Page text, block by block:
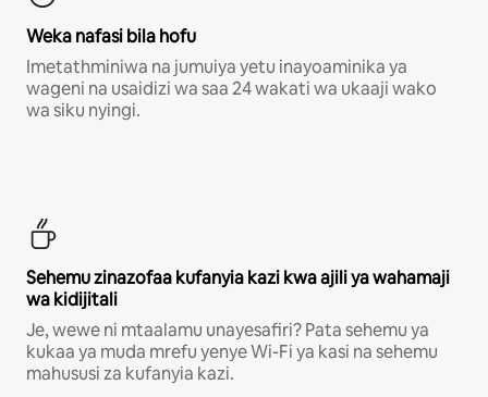
Weka nafasi bila hofu
Imetathminiwa na jumuiya yetu inayoaminika ya
wageni na usaidizi wa saa 24 wakati wa ukaaji wako
wa siku nyingi.
Sehemu zinazofaa kufanyia kazi kwa ajili ya wahamaji
wa kidijitali
Je, wewe ni mtaalamu unayesafiri? Pata sehemu ya
kukaa ya muda mrefu yenye Wi-Fi ya kasi na sehemu
mahususi za kufanyia kazi.